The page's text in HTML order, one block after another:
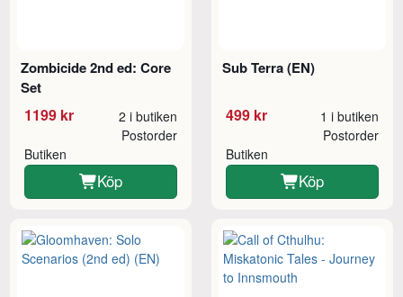
Zombicide 2nd ed: Core
Set
1199 kr 2 i butiken
Butiken
Postorder
Köp
Sub Terra (EN)
499 kr 1 i butiken
Butiken
Postorder
Köp